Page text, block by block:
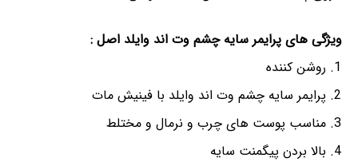
ویژگی های پرایمر سایه چشم وت اند وایلد اصل :
روشن کننده
پرایمر سایه چشم وت اند وایلد با فینیش مات
مناسب پوست های چرب و نرمال و مختلط
بالا بردن پیگمنت سایه